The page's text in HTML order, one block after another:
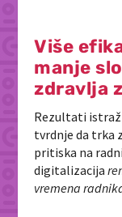
Više
manje
zdravlja
Rezultati
tvrdnje da trka
pritiska na
digitalizacija
vremena